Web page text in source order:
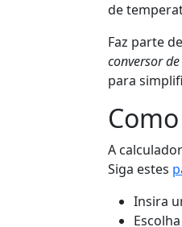
de
Faz parte
conversor
para
A
Siga estes
Insira